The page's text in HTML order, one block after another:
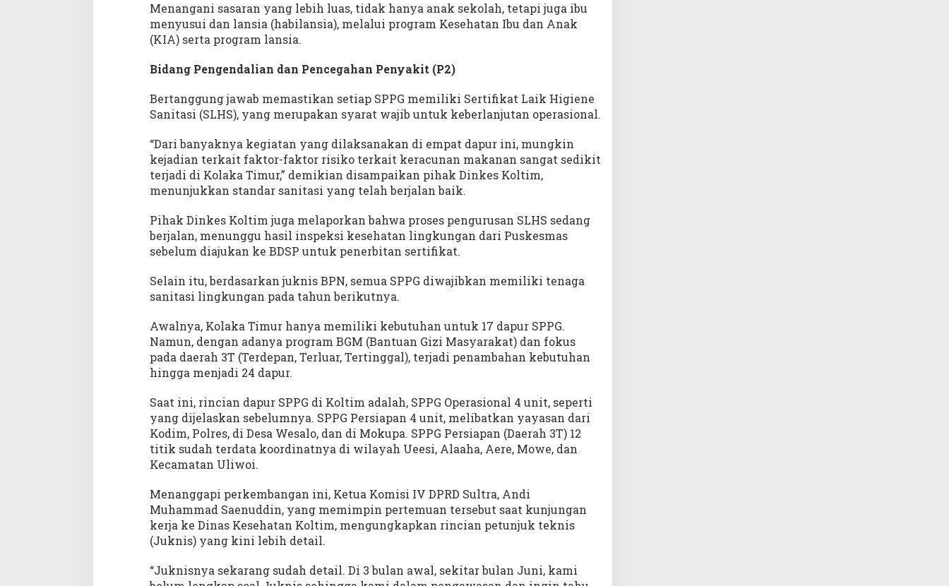
D
S
u
t
a
Menangani sasaran yang lebih luas, tidak hanya anak sekolah, tetapi juga ibu
menyusui dan lansia (habilansia), melalui program Kesehatan Ibu dan Anak
(KIA) serta program lansia.
Bidang Pengendalian dan Pencegahan Penyakit (P2)
Bertanggung jawab memastikan setiap SPPG memiliki Sertifikat Laik Higiene
Sanitasi (SLHS), yang merupakan syarat wajib untuk keberlanjutan operasional.
“Dari banyaknya kegiatan yang dilaksanakan di empat dapur ini, mungkin
kejadian terkait faktor-faktor risiko terkait keracunan makanan sangat sedikit
terjadi di Kolaka Timur,” demikian disampaikan pihak Dinkes Koltim,
menunjukkan standar sanitasi yang telah berjalan baik.
Pihak Dinkes Koltim juga melaporkan bahwa proses pengurusan SLHS sedang
berjalan, menunggu hasil inspeksi kesehatan lingkungan dari Puskesmas
sebelum diajukan ke BDSP untuk penerbitan sertifikat.
Selain itu, berdasarkan juknis BPN, semua SPPG diwajibkan memiliki tenaga
sanitasi lingkungan pada tahun berikutnya.
Awalnya, Kolaka Timur hanya memiliki kebutuhan untuk 17 dapur SPPG.
Namun, dengan adanya program BGM (Bantuan Gizi Masyarakat) dan fokus
pada daerah 3T (Terdepan, Terluar, Tertinggal), terjadi penambahan kebutuhan
hingga menjadi 24 dapur.
Saat ini, rincian dapur SPPG di Koltim adalah, SPPG Operasional 4 unit, seperti
yang dijelaskan sebelumnya. SPPG Persiapan 4 unit, melibatkan yayasan dari
Kodim, Polres, di Desa Wesalo, dan di Mokupa. SPPG Persiapan (Daerah 3T) 12
titik sudah terdata koordinatnya di wilayah Ueesi, Alaaha, Aere, Mowe, dan
Kecamatan Uliwoi.
Menanggapi perkembangan ini, Ketua Komisi IV DPRD Sultra, Andi
Muhammad Saenuddin, yang memimpin pertemuan tersebut saat kunjungan
kerja ke Dinas Kesehatan Koltim, mengungkapkan rincian petunjuk teknis
(Juknis) yang kini lebih detail.
“Juknisnya sekarang sudah detail. Di 3 bulan awal, sekitar bulan Juni, kami